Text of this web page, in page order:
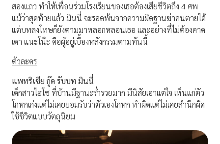
สองแถว ทำให้เพื่อนร่วมโรงเรียนของเธอต้องเสียชีวิตถึง 4 ศพ
แม้ว่าสุดท้ายแล้ว มินนี่ จะรอดพ้นจากความผิดฐานฆ่าคนตายได้
แต่บทลงโทษก็ยังตามมาหลอกหลอนเธอ และอย่างที่ไม่ต้องคาด
เดา แนะโน๊ะ คือผู้อยู่เบื้องหลังกรรมตามทันนี้
ตัวละคร
แพทริเซีย กู๊ด รับบท มินนี่
เด็กสาวไฮโซ ที่บ้านมีฐานะร่ำรวยมาก มีนิสัยเอาแต่ใจ เห็นแก่ตัว
โกหกเก่งแต่ไม่เคยยอมรับว่าตัวเองโกหก ทำผิดแต่ไม่เคยสำนึกผิด
ใช้ชีวิตแบบวัตถุนิยม